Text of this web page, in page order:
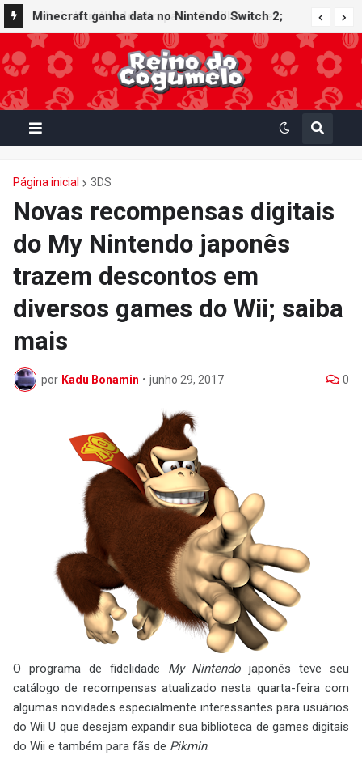
Minecraft ganha data no Nintendo Switch 2;
Super Mario Mash-Up receberá atualização
gráfica exclusiva
Página inicial 3DS
Novas recompensas digitais
do My Nintendo japonês
trazem descontos em
diversos games do Wii; saiba
mais
por Kadu Bonamin • junho 29, 2017 0
O programa de fidelidade My Nintendo japonês teve seu
catálogo de recompensas atualizado nesta quarta-feira com
algumas novidades especialmente interessantes para usuários
do Wii U que desejam expandir sua biblioteca de games digitais
do Wii e também para fãs de Pikmin.